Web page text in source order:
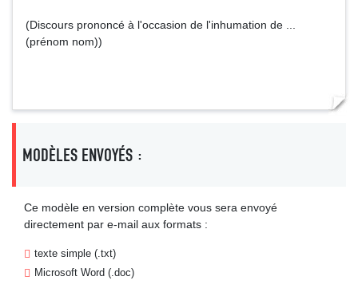
(Discours prononcé à l'occasion de l'inhumation de ...
(prénom nom))
MODÈLES ENVOYÉS :
Ce modèle en version complète vous sera envoyé
directement par e-mail aux formats :
texte simple (.txt)
Microsoft Word (.doc)